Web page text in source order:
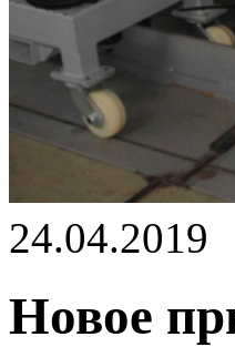
24.04.2019
Новое